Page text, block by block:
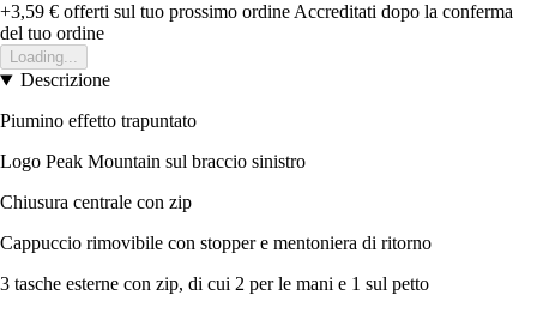
+3,59 € offerti sul tuo prossimo ordine Accreditati dopo la conferma
del tuo ordine
Loading...
Descrizione
Piumino effetto trapuntato
Logo Peak Mountain sul braccio sinistro
Chiusura centrale con zip
Cappuccio rimovibile con stopper e mentoniera di ritorno
3 tasche esterne con zip, di cui 2 per le mani e 1 sul petto